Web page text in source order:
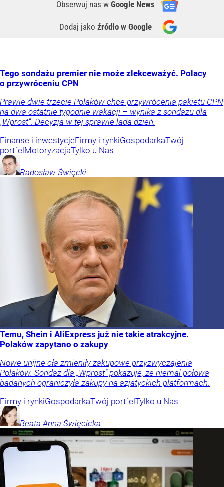
Obserwuj nas w Google News
Dodaj jako źródło w Google
Tego sondażu premier nie może zlekceważyć. Polacy
o przywróceniu CPN
Prawie dwie trzecie Polaków chce przywrócenia pakietu CPN
na dwa ostatnie tygodnie wakacji – wynika z sondażu dla
„Wprost”. Decyzja w tej sprawie lada dzień.
Finanse i inwestycjeFirmy i rynkiGospodarkaTwój
portfelMotoryzacjaTylko u Nas
Radosław Święcki
Temu, Shein i AliExpress już nie takie atrakcyjne.
Polaków zapytano o zakupy
Nowe unijne cła zmieniły zakupowe przyzwyczajenia
Polaków. Sondaż dla „Wprost” pokazuje, że niemal połowa
badanych ograniczyła zakupy na azjatyckich platformach.
Firmy i rynkiGospodarkaTwój portfelTylko u Nas
Beata Anna Święcicka